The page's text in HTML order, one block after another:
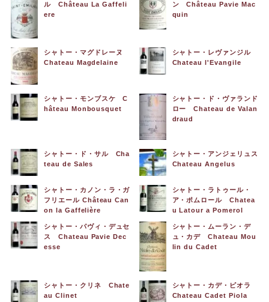
ル Château La Gaffeli
ere
ン Château Pavie Mac
quin
シャトー・マグドレーヌ
Chateau Magdelaine
シャトー・レヴァンジル
Chateau l'Evangile
シャトー・モンブスケ C
hâteau Monbousquet
シャトー・ド・ヴァランド
ロー Chateau de Valan
draud
シャトー・ド・サル Cha
teau de Sales
シャトー・アンジェリュス
Chateau Angelus
シャトー・カノン・ラ・ガ
フリエール Château Can
on la Gaffelière
シャトー・ラトゥール・
ア・ポムロール Chatea
u Latour a Pomerol
シャトー・パヴィ・デュセ
ス Chateau Pavie Dec
esse
シャトー・ムーラン・デ
ュ・カデ Chateau Mou
lin du Cadet
シャトー・クリネ Chate
au Clinet
シャトー・カデ・ピオラ
Chateau Cadet Piola